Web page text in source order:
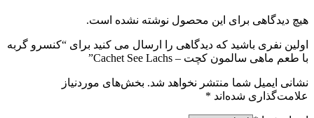
هیچ دیدگاهی برای این محصول نوشته نشده است.
اولین نفری باشید که دیدگاهی را ارسال می کنید برای “کنسرو گربه
با طعم ماهی سالمون کچت – Cachet See Lachs”
نشانی ایمیل شما منتشر نخواهد شد. بخش‌های موردنیاز
علامت‌گذاری شده‌اند *